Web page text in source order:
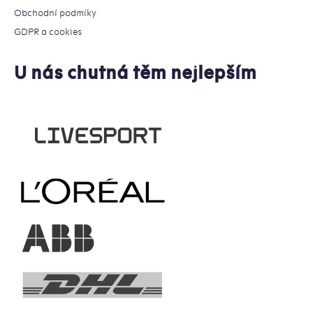
Obchodní podmíky
GDPR a cookies
U nás chutná těm nejlepším